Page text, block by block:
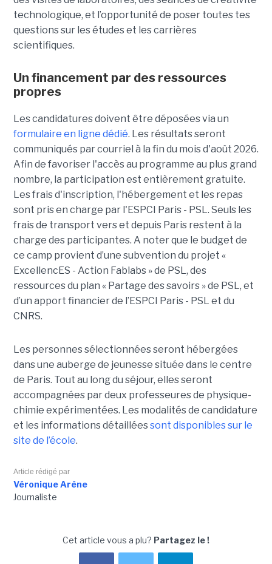
technologique, et l’opportunité de poser toutes tes
questions sur les études et les carrières
scientifiques.
Un financement par des ressources
propres
Les candidatures doivent être déposées via un
formulaire en ligne dédié. Les résultats seront
communiqués par courriel à la fin du mois d'août 2026.
Afin de favoriser l'accès au programme au plus grand
nombre, la participation est entièrement gratuite.
Les frais d'inscription, l'hébergement et les repas
sont pris en charge par l'ESPCI Paris - PSL. Seuls les
frais de transport vers et depuis Paris restent à la
charge des participantes. A noter que le budget de
ce camp provient d’une subvention du projet «
ExcellencES - Action Fablabs » de PSL, des
ressources du plan « Partage des savoirs » de PSL, et
d’un apport financier de l’ESPCI Paris - PSL et du
CNRS.
Les personnes sélectionnées seront hébergées
dans une auberge de jeunesse située dans le centre
de Paris. Tout au long du séjour, elles seront
accompagnées par deux professeures de physique-
chimie expérimentées. Les modalités de candidature
et les informations détailléessont disponibles sur le
site de l’école.
Article rédigé par
Véronique Arène
Journaliste
Cet article vous a plu? Partagez le !